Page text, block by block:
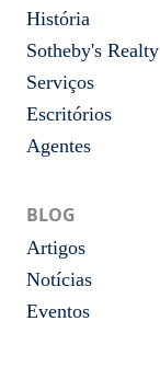
História
Sotheby's Realty
Serviços
Escritórios
Agentes
BLOG
Artigos
Notícias
Eventos